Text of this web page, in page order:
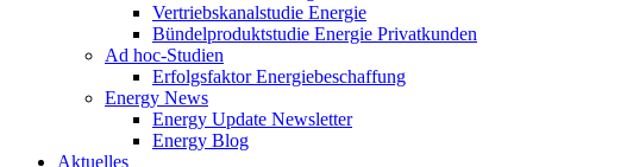
Vertriebskanalstudie Energie
Bündelproduktstudie Energie Privatkunden
Ad hoc-Studien
Erfolgsfaktor Energiebeschaffung
Energy News
Energy Update Newsletter
Energy Blog
Aktuelles